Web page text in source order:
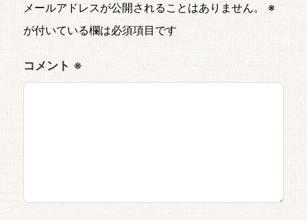
メールアドレスが公開されることはありません。
※
が付いている欄は必須項目です
コメント ※